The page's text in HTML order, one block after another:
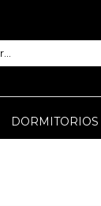
DORMITORIOS